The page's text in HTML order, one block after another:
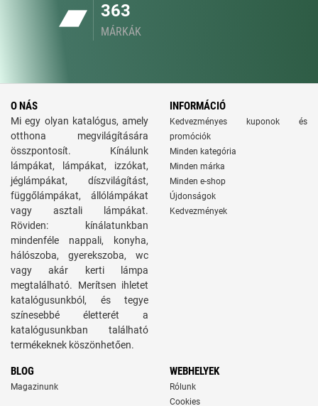
363
MÁRKÁK
O NÁS
Mi egy olyan katalógus, amely
otthona megvilágítására
összpontosít. Kínálunk
lámpákat, lámpákat, izzókat,
jéglámpákat, díszvilágítást,
függőlámpákat, állólámpákat
vagy asztali lámpákat.
Röviden: kínálatunkban
mindenféle nappali, konyha,
hálószoba, gyerekszoba, wc
vagy akár kerti lámpa
megtalálható. Merítsen ihletet
katalógusunkból, és tegye
színesebbé életterét a
katalógusunkban található
termékeknek köszönhetően.
INFORMÁCIÓ
Kedvezményes kuponok és
promóciók
Minden kategória
Minden márka
Minden e-shop
Újdonságok
Kedvezmények
BLOG
Magazinunk
WEBHELYEK
Rólunk
Cookies